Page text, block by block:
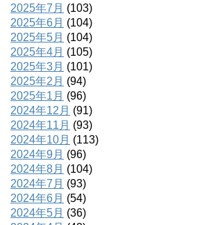
2025年7月 (103)
2025年6月 (104)
2025年5月 (104)
2025年4月 (105)
2025年3月 (101)
2025年2月 (94)
2025年1月 (96)
2024年12月 (91)
2024年11月 (93)
2024年10月 (113)
2024年9月 (96)
2024年8月 (104)
2024年7月 (93)
2024年6月 (54)
2024年5月 (36)